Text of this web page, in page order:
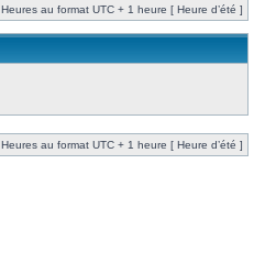
Heures au format UTC + 1 heure [ Heure d’été ]
Heures au format UTC + 1 heure [ Heure d’été ]